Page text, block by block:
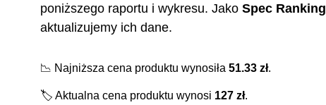
poniższego raportu i wykresu. Jako Spec Ranking
aktualizujemy ich dane.
📉 Najniższa cena produktu wynosiła 51.33 zł.
🏷️ Aktualna cena produktu wynosi 127 zł.